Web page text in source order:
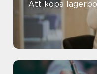
Att köpa